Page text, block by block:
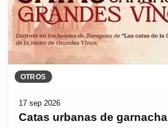
OTROS
17 sep 2026
Catas urbanas de garnacha